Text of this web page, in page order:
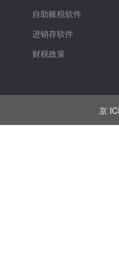
自助账税软件
进销存软件
财税政策
京